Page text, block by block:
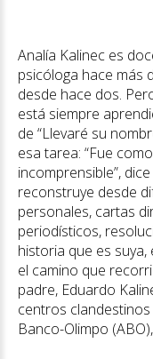
Analía Kalinec es
psicóloga hace más
desde hace dos.
está siempre
de “Llevaré su
esa tarea: “Fue
incomprensible”,
reconstruye desde
personales, cartas
periodísticos,
historia que es suya,
el camino que
padre, Eduardo
centros
Banco-Olimpo